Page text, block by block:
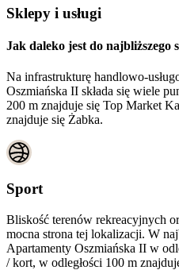
Sklepy i usługi
Jak daleko jest do najbliższego
Na infrastrukturę handlowo-
Oszmiańska II składa się wiele
200 m znajduje się Top Market
znajduje się Żabka.
Sport
Bliskość terenów rekreacyjnych
mocna strona tej lokalizacji. W
Apartamenty Oszmiańska II w
/ kort, w odległości 100 m